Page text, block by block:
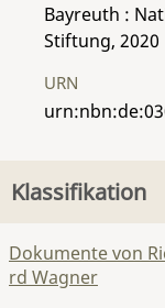
Bayreuth :
Stiftung, 2020
URN
Klassifikation
Dokumente von
rd Wagner